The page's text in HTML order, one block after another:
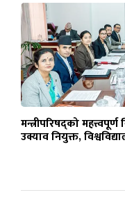
मन्त्रीपरिषद्को
उक्याव नियुक्त,